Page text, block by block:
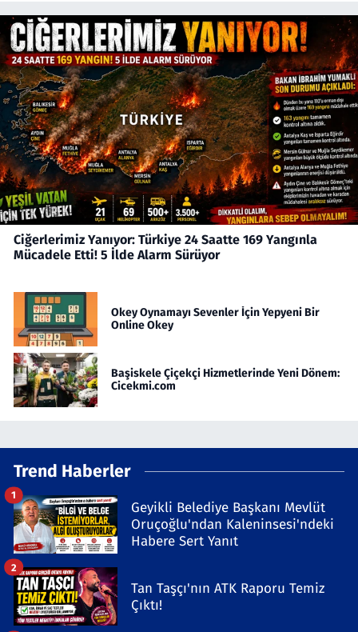
Ciğerlerimiz Yanıyor: Türkiye 24 Saatte 169 Yangınla
Mücadele Etti! 5 İlde Alarm Sürüyor
Okey Oynamayı Sevenler İçin Yepyeni Bir
Online Okey
Başiskele Çiçekçi Hizmetlerinde Yeni Dönem:
Cicekmi.com
Trend Haberler
Geyikli Belediye Başkanı Mevlüt
Oruçoğlu'ndan Kaleninsesi'ndeki
Habere Sert Yanıt
1
Tan Taşçı'nın ATK Raporu Temiz
Çıktı!
2